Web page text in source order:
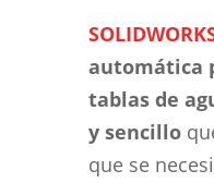
automática
tablas de
y sencillo
que se